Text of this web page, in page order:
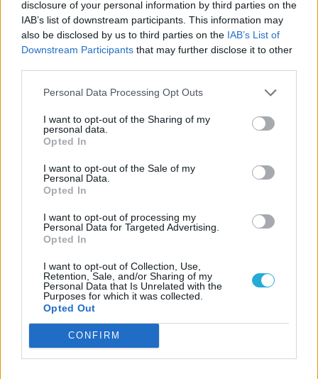
disclosure of your personal information by third parties on the
IAB’s list of downstream participants. This information may
also be disclosed by us to third parties on the IAB’s List of
Downstream Participants that may further disclose it to other
Personal Data Processing Opt Outs
I want to opt-out of the Sharing of my
personal data.
Opted In
I want to opt-out of the Sale of my
Personal Data.
Opted In
I want to opt-out of processing my
Personal Data for Targeted Advertising.
Opted In
I want to opt-out of Collection, Use,
Retention, Sale, and/or Sharing of my
Personal Data that Is Unrelated with the
Purposes for which it was collected.
Opted Out
CONFIRM
Így telnek Gabe Newell cseppet sem
unalmas napjai
LEGFRISSEBB VIDEÓNK